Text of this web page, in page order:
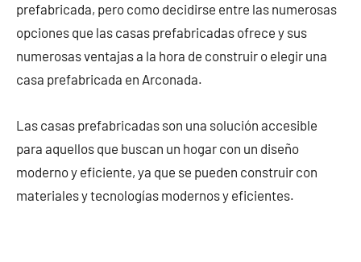
prefabricada, pero como decidirse entre las numerosas
opciones que las casas prefabricadas ofrece y sus
numerosas ventajas a la hora de construir o elegir una
casa prefabricada en Arconada.
Las casas prefabricadas son una solución accesible
para aquellos que buscan un hogar con un diseño
moderno y eficiente, ya que se pueden construir con
materiales y tecnologías modernos y eficientes.